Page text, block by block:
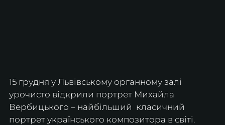
15 грудня у Львівському органному залі
урочисто відкрили портрет Михайла
Вербицького – найбільший  класичний
портрет українського композитора в світі.